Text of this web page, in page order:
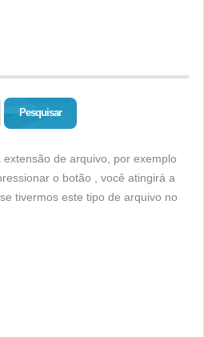
Pesquisar
de arquivo, por exemplo
o botão , você atingirá a
tivermos este tipo de arquivo no